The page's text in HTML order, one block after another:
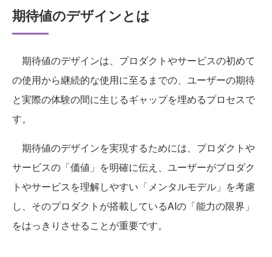
期待値のデザインとは
期待値のデザインは、プロダクトやサービスの初めて
の使用から継続的な使用に至るまでの、ユーザーの期待
と実際の体験の間に生じるギャップを埋めるプロセスで
す。
期待値のデザインを実現するためには、プロダクトや
サービスの「価値」を明確に伝え、ユーザーがプロダク
トやサービスを理解しやすい「メンタルモデル」を考慮
し、そのプロダクトが搭載しているAIの「能力の限界」
をはっきりさせることが重要です。